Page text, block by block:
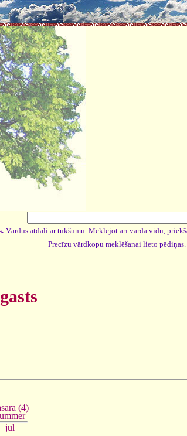
Vārdus atdali ar tukšumu. Meklējot arī vārda vidū,
Precīzu vārdkopu meklēšanai lieto pēdiņas.
(4)
jūl